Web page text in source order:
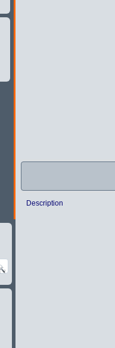
Description